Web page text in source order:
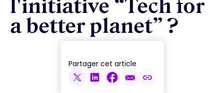
l'initiative “Tech for
a better planet” ?
Partager cet article